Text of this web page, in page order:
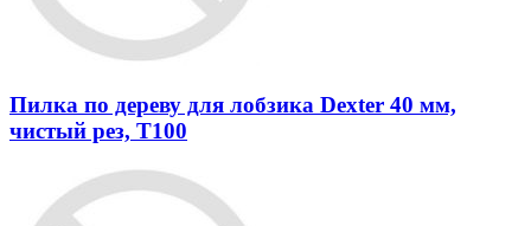
Пилка по дереву для лобзика Dexter 40 мм,
чистый рез, Т100